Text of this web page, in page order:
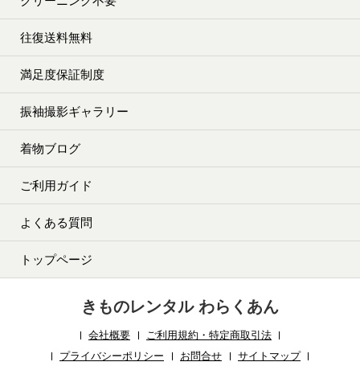
往復送料無料
満足度保証制度
振袖撮影ギャラリー
着物ブログ
ご利用ガイド
よくある質問
トップページ
きものレンタル わらくあん
会社概要
ご利用規約・特定商取引法
プライバシーポリシー
お問合せ サイトマップ